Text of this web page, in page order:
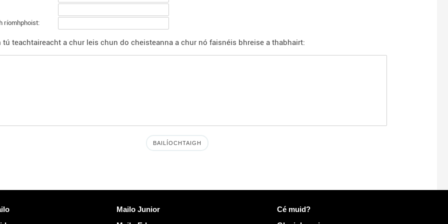
ríomhphoist:
tú teachtaireacht a chur leis chun do cheisteanna a chur nó faisnéis bhreise a thabhairt:
Faigh amach Mailo
Mailo Junior
Tuilleadh eolais ar Mailo
Cé muid?